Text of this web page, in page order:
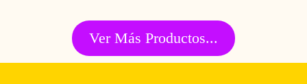
Ver Más Productos...